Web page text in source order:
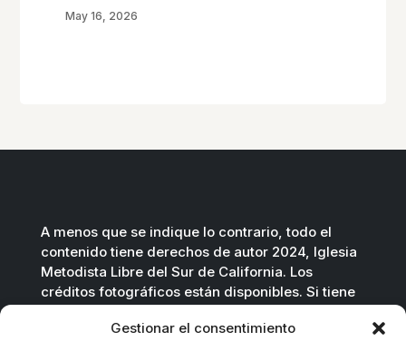
Gestionar el consentimiento
May 16, 2026
A menos que se indique lo contrario, todo el
contenido tiene derechos de autor 2024, Iglesia
Metodista Libre del Sur de California. Los
créditos fotográficos están disponibles. Si tiene
Contáctenos por correo electrónico.